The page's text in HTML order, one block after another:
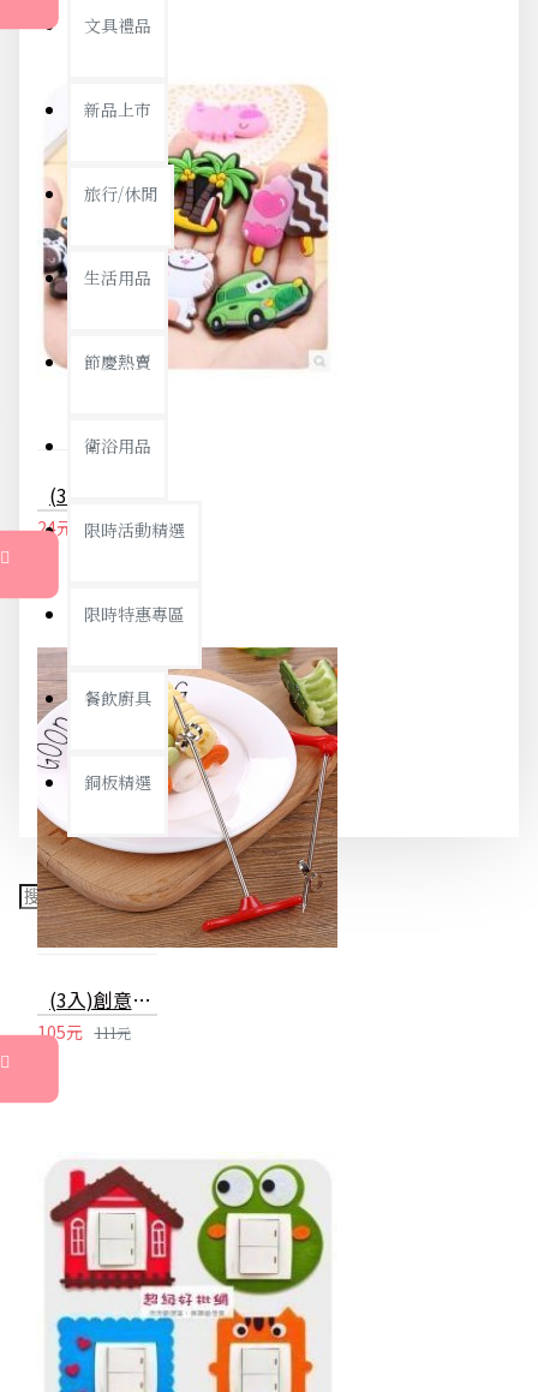
文具禮品
新品上市
旅行/休閒
生活用品
節慶熱賣
衛浴用品
限時活動精選
限時特惠專區
餐飲廚具
銅板精選
24元 25元
(3入)創意不鏽鋼螺旋針 蔬果麻花造型旋轉刀 裝飾擺盤必備神器
105元 111元